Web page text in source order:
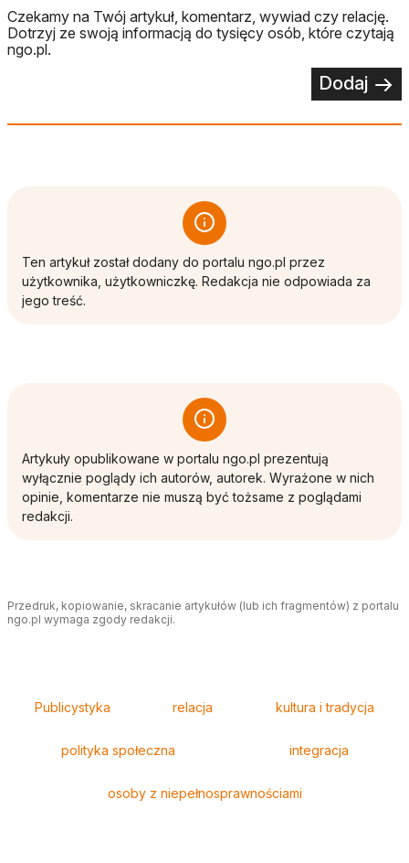
Czekamy na Twój artykuł, komentarz, wywiad czy relację.
Dotrzyj ze swoją informacją do tysięcy osób, które czytają
ngo.pl.
Dodaj
Ten artykuł został dodany do portalu ngo.pl przez
użytkownika, użytkowniczkę. Redakcja nie odpowiada za
jego treść.
Artykuły opublikowane w portalu ngo.pl prezentują
wyłącznie poglądy ich autorów, autorek. Wyrażone w nich
opinie, komentarze nie muszą być tożsame z poglądami
redakcji.
Przedruk, kopiowanie, skracanie artykułów (lub ich fragmentów) z portalu
ngo.pl wymaga zgody redakcji.
Publicystyka relacja kultura i tradycja
polityka społeczna integracja
osoby z niepełnosprawnościami